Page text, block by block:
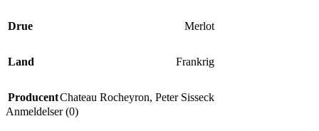
Drue Merlot
Land Frankrig
ProducentChateau Rocheyron, Peter Sisseck
Anmeldelser (0)